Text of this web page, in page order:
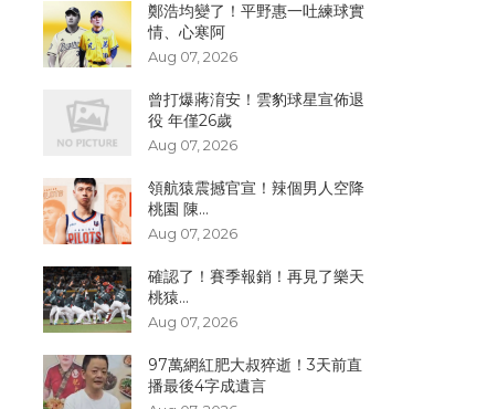
鄭浩均變了！平野惠一吐練球實
情、心寒阿
Aug 07, 2026
曾打爆蔣淯安！雲豹球星宣佈退
役 年僅26歲
Aug 07, 2026
領航猿震撼官宣！辣個男人空降
桃園 陳...
Aug 07, 2026
確認了！賽季報銷！再見了樂天
桃猿...
Aug 07, 2026
97萬網紅肥大叔猝逝！3天前直
播最後4字成遺言